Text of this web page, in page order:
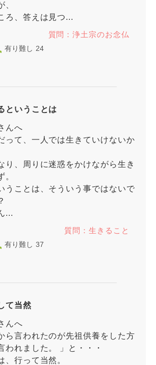
、
ろ、答えは見つ...
質問：浄土宗のお念仏
有り難し 24
ということは
んへ
って、一人では生きていけないか
り、周りに迷惑をかけながら生き
。
うことは、そういう事ではないで
...
質問：生きること
有り難し 37
て当然
んへ
ら言われたのが先祖供養をした方
われました。 」と・・・
、行って当然。